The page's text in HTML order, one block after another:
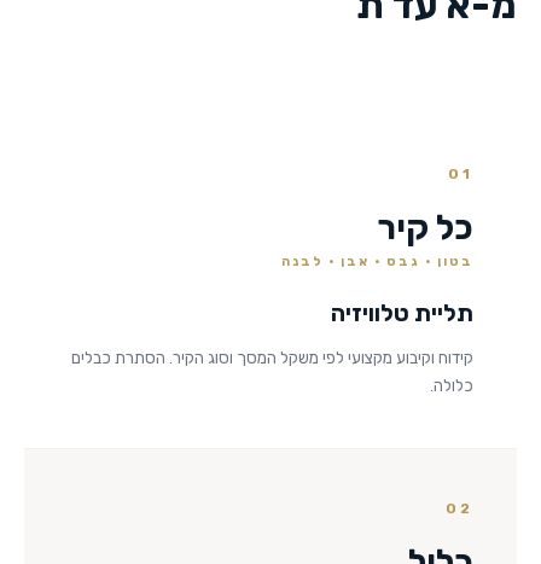
01
כל קיר
בטון · גבס · אבן · לבנה
תליית טלוויזיה
קידוח וקיבוע מקצועי לפי משקל המסך וסוג הקיר. הסתרת כבלים
כלולה.
02